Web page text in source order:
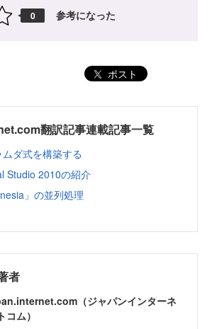
0 参考になった
ポスト
翻訳記事連載記事一覧
ダ式を構築する
Studio 2010の紹介
」の並列処理
者
（ジャパンインターネ
コム）